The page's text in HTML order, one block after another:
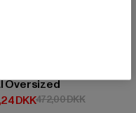
DKK
Oversized
DKKpris: 316,24 DKK
472,00 DKK